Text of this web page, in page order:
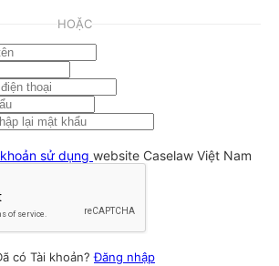
HOẶC
sử dụng website Caselaw Việt Nam
có Tài khoản?Đăng nhập